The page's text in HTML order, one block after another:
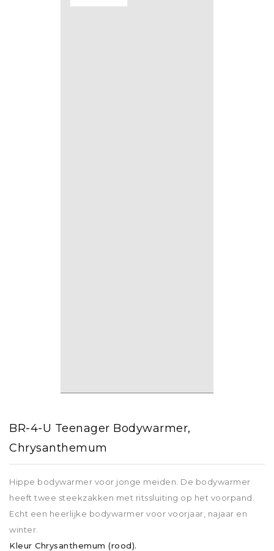
BR-4-U Teenager Bodywarmer,
Chrysanthemum
Hippe bodywarmer voor jonge meiden. De bodywarmer
heeft twee steekzakken met ritssluiting op het voorpand.
Echt een heerlijke bodywarmer voor voorjaar, najaar en
winter.
Kleur Chrysanthemum (rood).